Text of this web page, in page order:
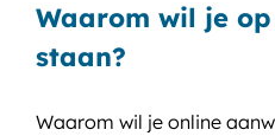
Waarom wil je
staan?
Waarom wil je online